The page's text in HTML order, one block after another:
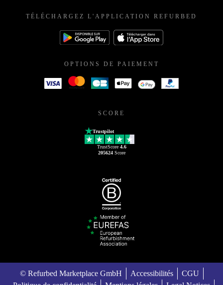
TÉLÉCHARGEZ L'APPLICATION REFURBED
OPTIONS DE PAIEMENT
SCORE
Trustpilot
TrustScore 4.6
205624Score
© Refurbed Marketplace GmbH Accessibilités
CGU